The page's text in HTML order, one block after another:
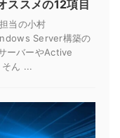
ススメの12項目
当の小村
Server構築の
ーバーやActive
ん ...